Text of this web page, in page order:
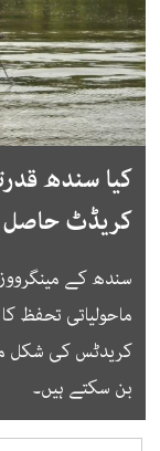
کیا سندھ
کریڈٹ حاصل
سندھ کے
ماحولیاتی تحفظ
کریدٹس کی شکل
بن سکتے ہیں۔